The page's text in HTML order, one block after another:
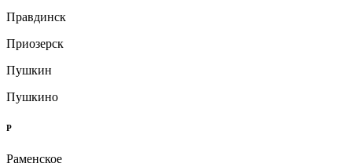
Правдинск
Приозерск
Пушкин
Пушкино
Р
Раменское